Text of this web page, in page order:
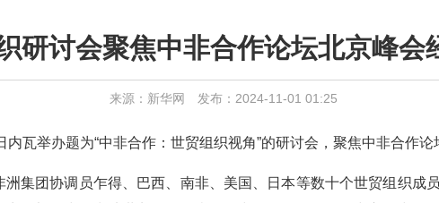
研讨会聚焦中非合作论坛北京峰会
来源：新华网 发布：2024-11-01 01:25
瓦举办题为“中非合作：世贸组织视角”的研讨会，聚焦中非合作论
集团协调员乍得、巴西、南非、美国、日本等数十个世贸组织成